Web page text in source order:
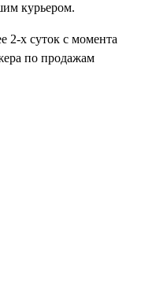
курьером.
2-х суток с момента
по продажам